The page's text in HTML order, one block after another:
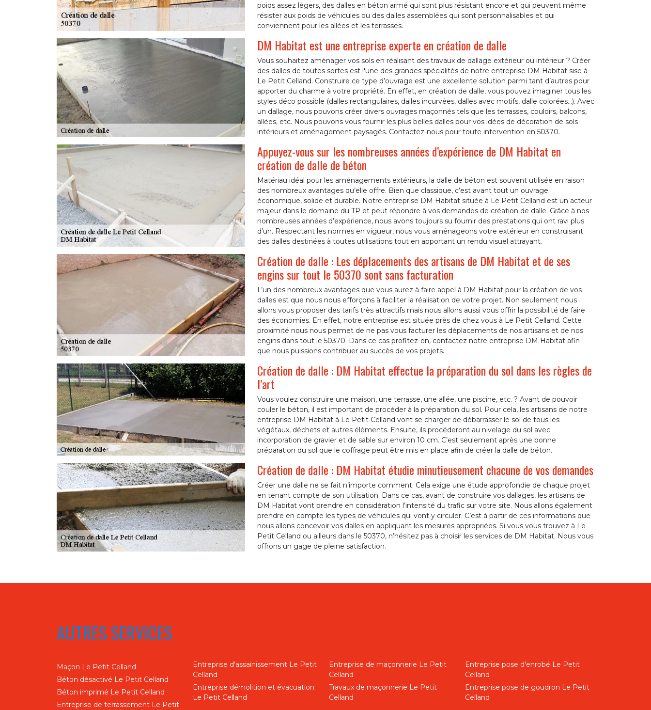
poids assez légers, des dalles en béton armé qui sont plus résistant encore et qui peuvent même
résister aux poids de véhicules ou des dalles assemblées qui sont personnalisables et qui
conviennent pour les allées et les terrasses.
DM Habitat est une entreprise experte en création de dalle
Vous souhaitez aménager vos sols en réalisant des travaux de dallage extérieur ou intérieur ? Créer
des dalles de toutes sortes est l'une des grandes spécialités de notre entreprise DM Habitat sise à
Le Petit Celland. Construire ce type d’ouvrage est une excellente solution parmi tant d’autres pour
apporter du charme à votre propriété. En effet, en création de dalle, vous pouvez imaginer tous les
styles déco possible (dalles rectangulaires, dalles incurvées, dalles avec motifs, dalle colorées…). Avec
un dallage, nous pouvons créer divers ouvrages maçonnés tels que les terrasses, couloirs, balcons,
allées, etc. Nous pouvons vous fournir les plus belles dalles pour vos idées de décoration de sols
intérieurs et aménagement paysagés. Contactez-nous pour toute intervention en 50370.
Appuyez-vous sur les nombreuses années d’expérience de DM Habitat en
création de dalle de béton
Matériau idéal pour les aménagements extérieurs, la dalle de béton est souvent utilisée en raison
des nombreux avantages qu’elle offre. Bien que classique, c’est avant tout un ouvrage
économique, solide et durable. Notre entreprise DM Habitat située à Le Petit Celland est un acteur
majeur dans le domaine du TP et peut répondre à vos demandes de création de dalle. Grâce à nos
nombreuses années d’expérience, nous avons toujours su fournir des prestations qui ont ravi plus
d’un. Respectant les normes en vigueur, nous vous aménageons votre extérieur en construisant
des dalles destinées à toutes utilisations tout en apportant un rendu visuel attrayant.
Création de dalle : Les déplacements des artisans de DM Habitat et de ses
engins sur tout le 50370 sont sans facturation
L’un des nombreux avantages que vous aurez à faire appel à DM Habitat pour la création de vos
dalles est que nous nous efforçons à faciliter la réalisation de votre projet. Non seulement nous
allons vous proposer des tarifs très attractifs mais nous allons aussi vous offrir la possibilité de faire
des économies. En effet, notre entreprise est située près de chez vous à Le Petit Celland. Cette
proximité nous nous permet de ne pas vous facturer les déplacements de nos artisans et de nos
engins dans tout le 50370. Dans ce cas profitez-en, contactez notre entreprise DM Habitat afin
que nous puissions contribuer au succès de vos projets.
Création de dalle : DM Habitat effectue la préparation du sol dans les règles de
l’art
Vous voulez construire une maison, une terrasse, une allée, une piscine, etc. ? Avant de pouvoir
couler le béton, il est important de procéder à la préparation du sol. Pour cela, les artisans de notre
entreprise DM Habitat à Le Petit Celland vont se charger de débarrasser le sol de tous les
végétaux, déchets et autres éléments. Ensuite, ils procéderont au nivelage du sol avec
incorporation de gravier et de sable sur environ 10 cm. C’est seulement après une bonne
préparation du sol que le coffrage peut être mis en place afin de créer la dalle de béton.
Création de dalle : DM Habitat étudie minutieusement chacune de vos demandes
Créer une dalle ne se fait n’importe comment. Cela exige une étude approfondie de chaque projet
en tenant compte de son utilisation. Dans ce cas, avant de construire vos dallages, les artisans de
DM Habitat vont prendre en considération l’intensité du trafic sur votre site. Nous allons également
prendre en compte les types de véhicules qui vont y circuler. C’est à partir de ces informations que
nous allons concevoir vos dalles en appliquant les mesures appropriées. Si vous vous trouvez à Le
Petit Celland ou ailleurs dans le 50370, n’hésitez pas à choisir les services de DM Habitat. Nous vous
offrons un gage de pleine satisfaction.
AUTRES SERVICES
Maçon Le Petit Celland
Béton désactivé Le Petit Celland
Béton imprimé Le Petit Celland
Entreprise de terrassement Le Petit
Entreprise d'assainissement Le Petit
Celland
Entreprise démolition et évacuation
Le Petit Celland
Entreprise de maçonnerie Le Petit
Celland
Travaux de maçonnerie Le Petit
Celland
Entreprise pose d'enrobé Le Petit
Celland
Entreprise pose de goudron Le Petit
Celland